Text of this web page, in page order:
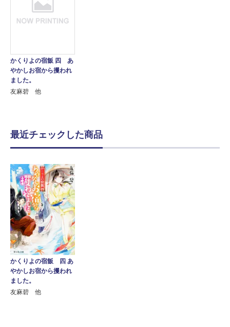
かくりよの宿飯 四 あ
やかしお宿から攫われ
ました。
友麻碧 他
最近チェックした商品
かくりよの宿飯 四 あ
やかしお宿から攫われ
ました。
友麻碧 他